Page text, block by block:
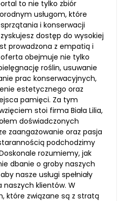
to nie tylko zbiór
usługom, które
i konserwacji
dostęp do wysokiej
prowadzona z empatią i
obejmuje nie tylko
roślin, usuwanie
prac konserwacyjnych,
estetycznego oraz
pamięci. Za tym
stoi firma Biała Lilia,
doświadczonych
zaangażowanie oraz pasja
podchodzimy
rozumiemy, jak
dbanie o groby naszych
nasze usługi spełniały
naszych klientów. W
które związane są z stratą